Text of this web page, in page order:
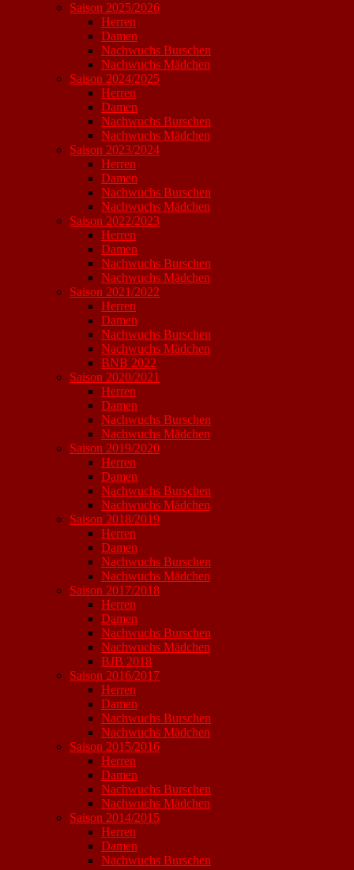
Saison 2025/2026
Herren
Damen
Nachwuchs Burschen
Nachwuchs Mädchen
Saison 2024/2025
Herren
Damen
Nachwuchs Burschen
Nachwuchs Mädchen
Saison 2023/2024
Herren
Damen
Nachwuchs Burschen
Nachwuchs Mädchen
Saison 2022/2023
Herren
Damen
Nachwuchs Burschen
Nachwuchs Mädchen
Saison 2021/2022
Herren
Damen
Nachwuchs Burschen
Nachwuchs Mädchen
BNB 2022
Saison 2020/2021
Herren
Damen
Nachwuchs Burschen
Nachwuchs Mädchen
Saison 2019/2020
Herren
Damen
Nachwuchs Burschen
Nachwuchs Mädchen
Saison 2018/2019
Herren
Damen
Nachwuchs Burschen
Nachwuchs Mädchen
Saison 2017/2018
Herren
Damen
Nachwuchs Burschen
Nachwuchs Mädchen
BJB 2018
Saison 2016/2017
Herren
Damen
Nachwuchs Burschen
Nachwuchs Mädchen
Saison 2015/2016
Herren
Damen
Nachwuchs Burschen
Nachwuchs Mädchen
Saison 2014/2015
Herren
Damen
Nachwuchs Burschen